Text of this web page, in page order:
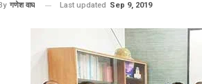
By गणेश वाघ Last updated Sep 9, 2019